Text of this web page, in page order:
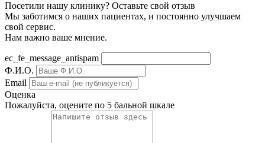
Посетили нашу клинику? Оставьте свой отзыв
Мы заботимся о наших пациентах, и постоянно улучшаем
свой сервис.
Нам важно ваше мнение.
ec_fe_message_antispam
Ф.И.О.
Email
Оценка
Пожалуйста, оцените по 5 бальной шкале